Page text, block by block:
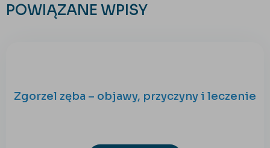
POWIĄZANE WPISY
Zgorzel zęba – objawy, przyczyny i leczenie